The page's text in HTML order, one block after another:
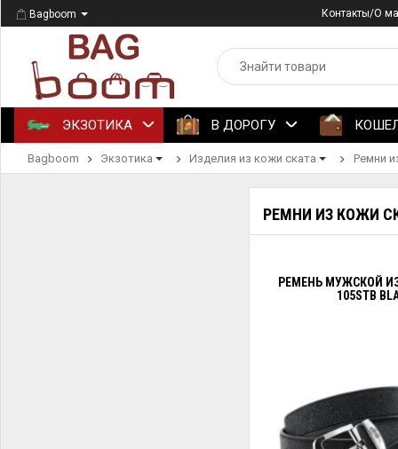
Bagboom Контакты/О
ЭКЗОТИКА В ДОРОГУ
Bagboom Экзотика Изделия из кожи ската Ремни
РЕМНИ ИЗ КОЖИ
РЕМЕНЬ МУЖСКОЙ
105STB